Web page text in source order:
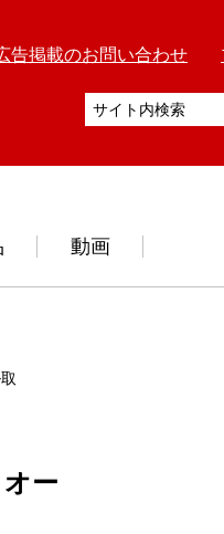
告掲載のお問い合わせ
動画
り付けた実物大屋根模型を展示
ー